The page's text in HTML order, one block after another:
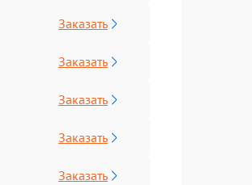
Заказать
Заказать
Заказать
Заказать
Заказать